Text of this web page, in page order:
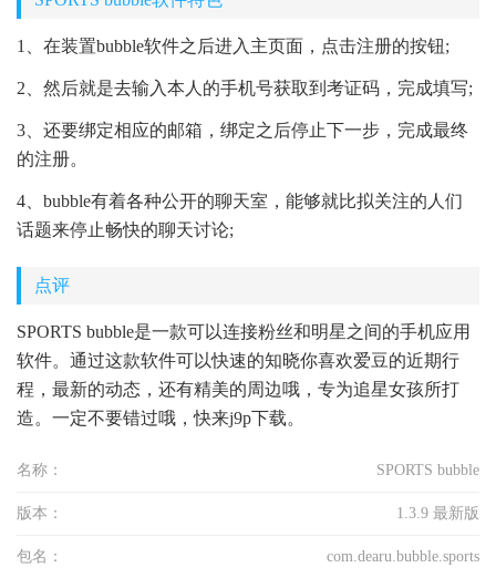
1、在装置bubble软件之后进入主页面，点击注册的按钮;
2、然后就是去输入本人的手机号获取到考证码，完成填写;
3、还要绑定相应的邮箱，绑定之后停止下一步，完成最终
的注册。
4、bubble有着各种公开的聊天室，能够就比拟关注的人们
话题来停止畅快的聊天讨论;
点评
SPORTS bubble是一款可以连接粉丝和明星之间的手机应用
软件。通过这款软件可以快速的知晓你喜欢爱豆的近期行
程，最新的动态，还有精美的周边哦，专为追星女孩所打
造。一定不要错过哦，快来j9p下载。
名称： SPORTS bubble
版本： 1.3.9 最新版
包名： com.dearu.bubble.sports